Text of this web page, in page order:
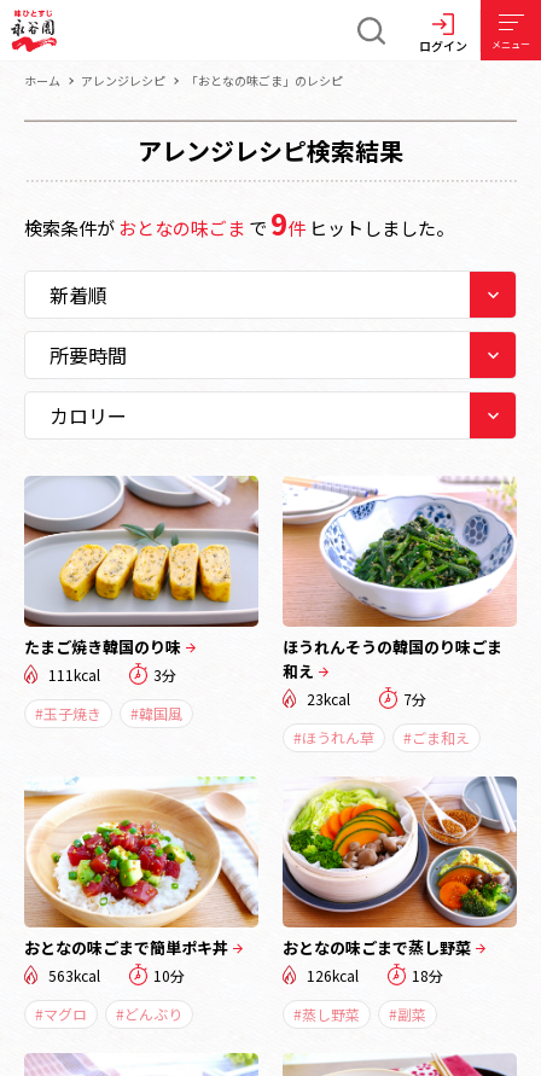
ログイン メニュー
ホーム アレンジレシピ 「おとなの味ごま」のレシピ
アレンジレシピ検索結果
検索条件が おとなの味ごま で 9件 ヒットしました。
たまご焼き韓国のり味
111kcal
3分
#玉子焼き
#韓国風
ほうれんそうの韓国のり味ごま
和え
23kcal
7分
#ほうれん草
#ごま和え
おとなの味ごまで簡単ポキ丼
563kcal
10分
#マグロ
#どんぶり
おとなの味ごまで蒸し野菜
126kcal
18分
#蒸し野菜
#副菜